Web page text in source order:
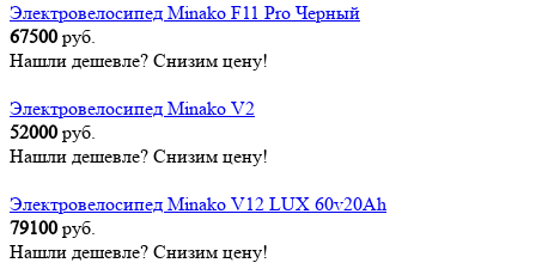
Электровелосипед Minako F11 Pro Черный
67500 руб.
Нашли дешевле? Снизим цену!
Электровелосипед Minako V2
52000 руб.
Нашли дешевле? Снизим цену!
Электровелосипед Minako V12 LUX 60v20Ah
79100 руб.
Нашли дешевле? Снизим цену!